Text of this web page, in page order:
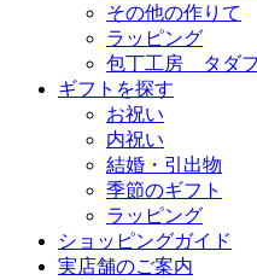
その他の作りて
ラッピング
包丁工房 タダフ
ギフトを探す
お祝い
内祝い
結婚・引出物
季節のギフト
ラッピング
ショッピングガイド
実店舗のご案内